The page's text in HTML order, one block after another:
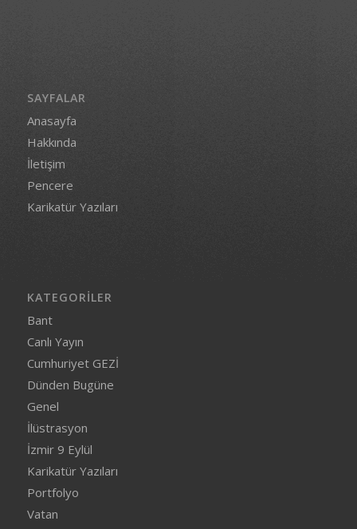
SAYFALAR
Anasayfa
Hakkında
İletişim
Pencere
Karikatür Yazıları
KATEGORILER
Bant
Canlı Yayın
Cumhuriyet GEZİ
Dünden Bugüne
Genel
İlüstrasyon
İzmir 9 Eylül
Karikatür Yazıları
Portfolyo
Vatan